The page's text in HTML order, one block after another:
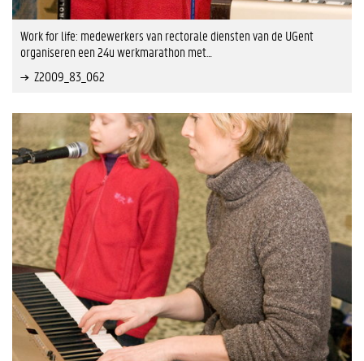
Work for life: medewerkers van rectorale diensten van de UGent
organiseren een 24u werkmarathon met…
Z2009_83_062